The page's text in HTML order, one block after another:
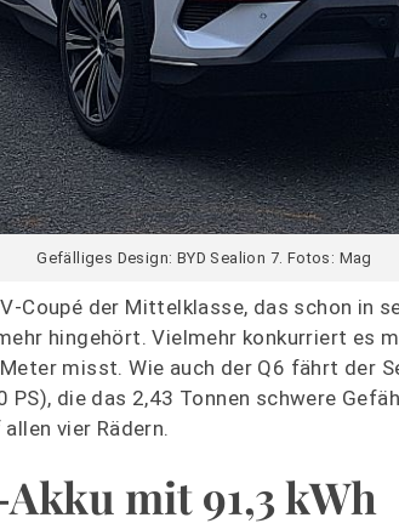
Gefälliges Design: BYD Sealion 7. Fotos: Mag
Coupé der Mittelklasse, das schon in
hingehört. Vielmehr konkurriert es
misst. Wie auch der Q6 fährt der
die das 2,43 Tonnen schwere
vier Rädern.
mit 91,3 kWh